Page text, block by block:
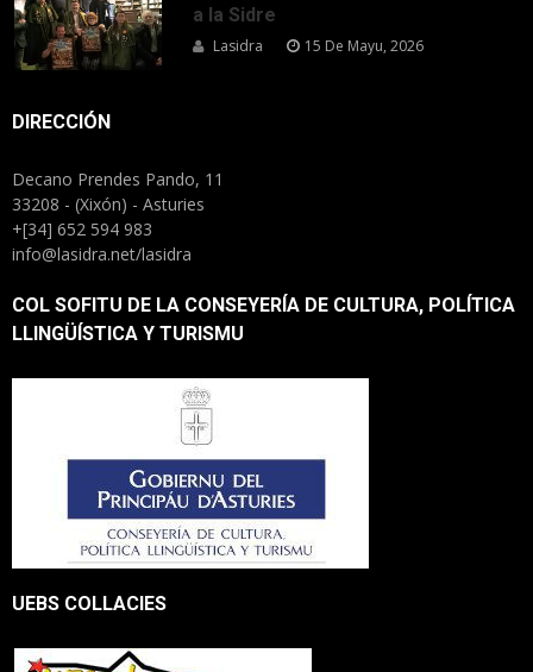
a la Sidre
Lasidra 15 De Mayu, 2026
DIRECCIÓN
Decano Prendes Pando, 11
33208 - (Xixón) - Asturies
+[34] 652 594 983
info@lasidra.net/lasidra
COL SOFITU DE LA CONSEYERÍA DE CULTURA, POLÍTICA
LLINGÜÍSTICA Y TURISMU
UEBS COLLACIES